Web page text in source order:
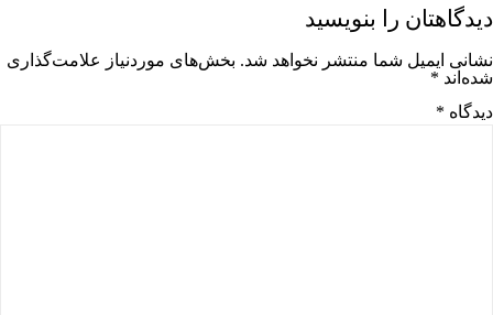
دیدگاهتان را بنویسید
نشانی ایمیل شما منتشر نخواهد شد. بخش‌های موردنیاز علامت‌گذاری
شده‌اند *
دیدگاه *